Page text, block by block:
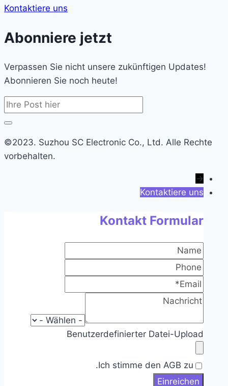
Kontaktiere uns
Abonniere jetzt
Verpassen Sie nicht unsere zukünftigen Updates!
Abonnieren Sie noch heute!
©2023. Suzhou SC Electronic Co., Ltd. Alle Rechte
vorbehalten.
→
Kontaktiere uns
Kontakt Formular
Benutzerdefinierter Datei-Upload
Ich stimme den AGB zu.